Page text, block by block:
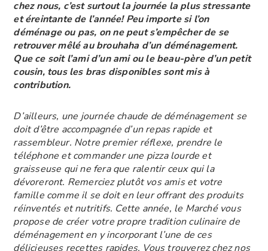
chez nous, c’est surtout la journée la plus stressante
et éreintante de l’année! Peu importe si l’on
déménage ou pas, on ne peut s’empêcher de se
retrouver mêlé au brouhaha d’un déménagement.
Que ce soit l’ami d’un ami ou le beau-père d’un petit
cousin, tous les bras disponibles sont mis à
contribution.
D’ailleurs, une journée chaude de déménagement se
doit d’être accompagnée d’un repas rapide et
rassembleur. Notre premier réflexe, prendre le
téléphone et commander une pizza lourde et
graisseuse qui ne fera que ralentir ceux qui la
dévoreront. Remerciez plutôt vos amis et votre
famille comme il se doit en leur offrant des produits
réinventés et nutritifs. Cette année, le Marché vous
propose de créer votre propre tradition culinaire de
déménagement en y incorporant l’une de ces
délicieuses recettes rapides. Vous trouverez chez nos